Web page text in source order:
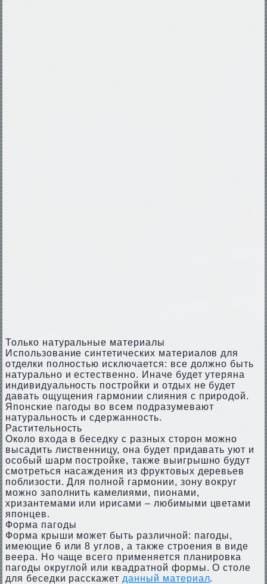
Только натуральные материалы
Использование синтетических материалов для
отделки полностью исключается: все должно быть
натурально и естественно. Иначе будет утеряна
индивидуальность постройки и отдых не будет
давать ощущения гармонии слияния с природой.
Японские пагоды во всем подразумевают
натуральность и сдержанность.
Растительность
Около входа в беседку с разных сторон можно
высадить лиственницу, она будет придавать уют и
особый шарм постройке, также выигрышно будут
смотреться насаждения из фруктовых деревьев
поблизости. Для полной гармонии, зону вокруг
можно заполнить камелиями, пионами,
хризантемами или ирисами – любимыми цветами
японцев.
Форма пагоды
Форма крыши может быть различной: пагоды,
имеющие 6 или 8 углов, а также строения в виде
веера. Но чаще всего применяется планировка
пагоды округлой или квадратной формы. О столе
для беседки расскажет данный материал.